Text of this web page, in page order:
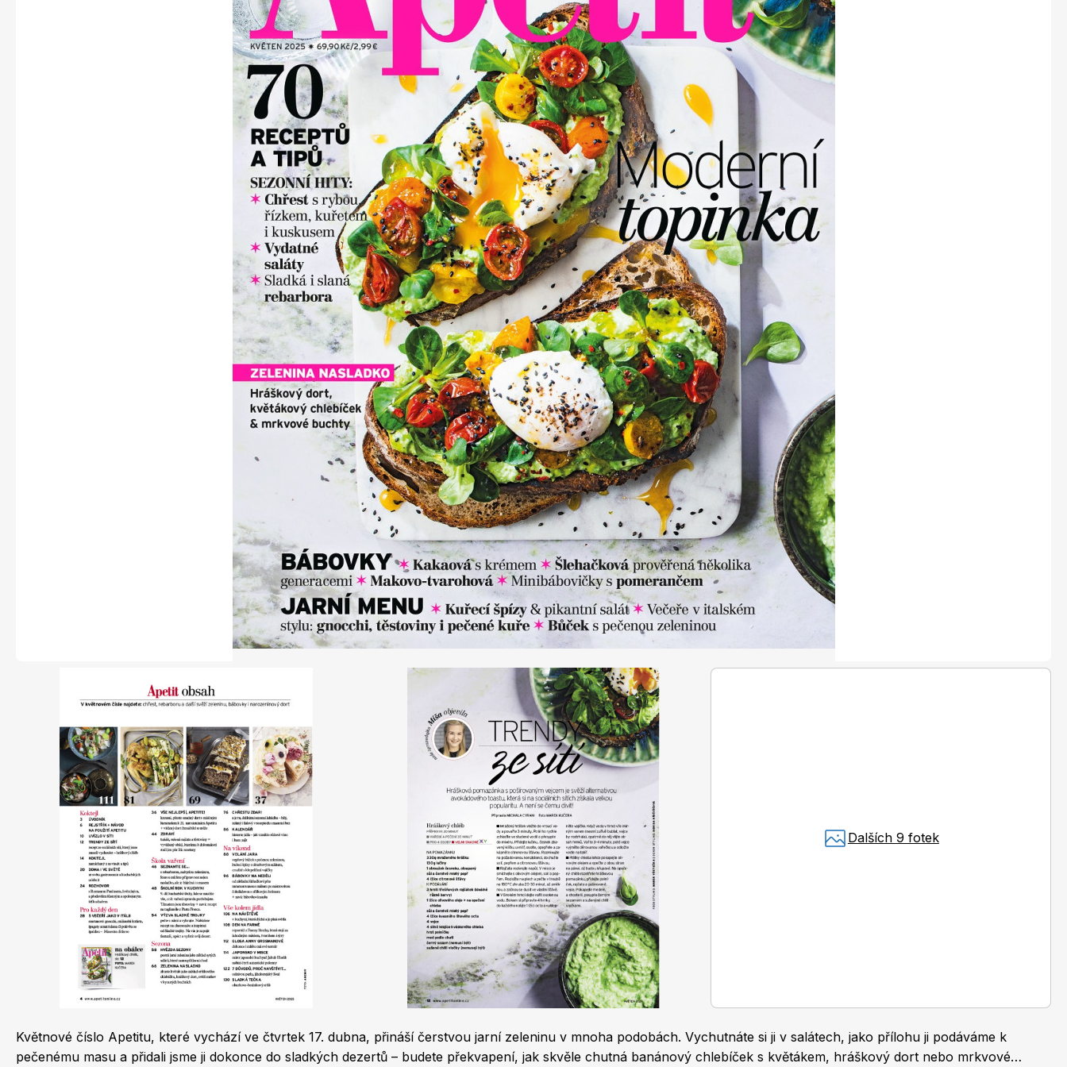
Apetit
Svět ženy
Marianne Bydlení
Marianne Venkov & styl
Naše krásná zahrada
Sudoku a křížovky
Dětské časopisy
LEGO® časopisy
Burda Easy
Burda Best of Plus
Burda Best of
Burda Kids
Dalších 9 fotek
Květnové číslo Apetitu, které vychází ve čtvrtek 17. dubna, přináší čerstvou jarní zeleninu v mnoha podobách. Vychutnáte si ji v salátech, jako přílohu ji podáváme k
pečenému masu a přidali jsme ji dokonce do sladkých dezertů – budete překvapení, jak skvěle chutná banánový chlebíček s květákem, hráškový dort nebo mrkvové